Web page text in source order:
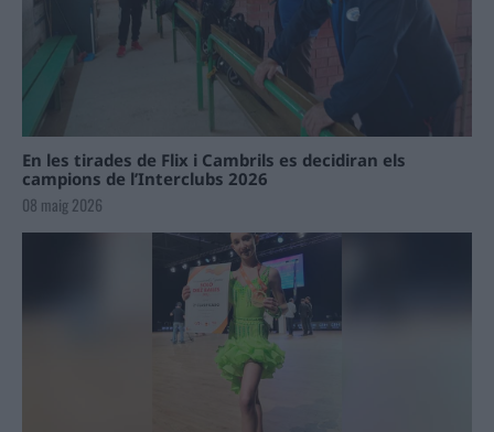
En les tirades de Flix i Cambrils es decidiran els
campions de l’Interclubs 2026
08 maig 2026